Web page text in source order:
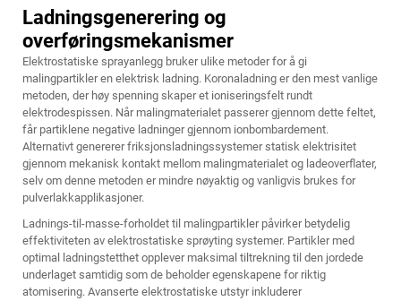
Ladningsgenerering og
overføringsmekanismer
Elektrostatiske sprayanlegg bruker ulike metoder for å gi
malingpartikler en elektrisk ladning. Koronaladning er den mest vanlige
metoden, der høy spenning skaper et ioniseringsfelt rundt
elektrodespissen. Når malingmaterialet passerer gjennom dette feltet,
får partiklene negative ladninger gjennom ionbombardement.
Alternativt genererer friksjonsladningssystemer statisk elektrisitet
gjennom mekanisk kontakt mellom malingmaterialet og ladeoverflater,
selv om denne metoden er mindre nøyaktig og vanligvis brukes for
pulverlakkapplikasjoner.
Ladnings-til-masse-forholdet til malingpartikler påvirker betydelig
effektiviteten av elektrostatiske sprøyting systemer. Partikler med
optimal ladningstetthet opplever maksimal tiltrekning til den jordede
underlaget samtidig som de beholder egenskapene for riktig
atomisering. Avanserte elektrostatiske utstyr inkluderer